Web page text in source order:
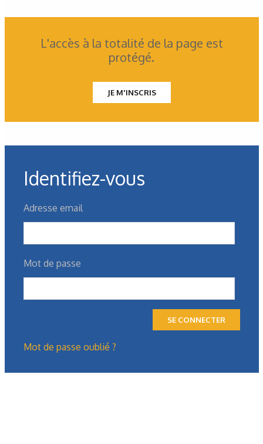
stratégique d’une durée de cinq ans afin de
pour l’industrie.
10/07/2026
NTN Europe,Entreprises
L'accès à la totalité de la page est
protégé.
JE M'INSCRIS
Identifiez-vous
Adresse email
Mot de passe
SE CONNECTER
Mot de passe oublié ?